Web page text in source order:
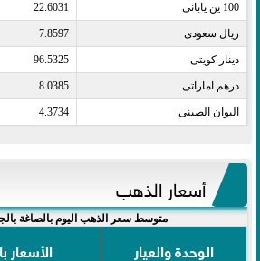
100 ين يابانى​ 22.6031
ريال سعودى​ 7.8597
دينار كويتى​ 96.5325
درهم اماراتى​ 8.0385
اليوان الصينى​ 4.3734
أسعار الذهب
متوسط سعر الذهب اليوم بالصاغة
الوحدة والعيار
الأسعار